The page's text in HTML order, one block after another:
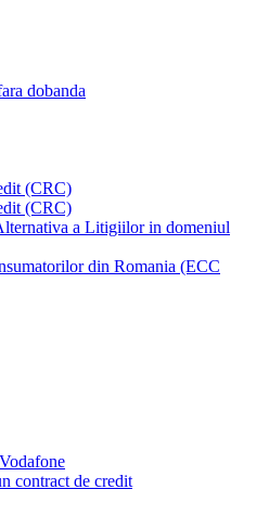
dobanda
(CRC)
(CRC)
a Litigiilor in domeniul
din Romania (ECC
contract de credit